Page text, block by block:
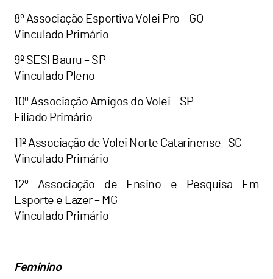
8º Associação Esportiva Volei Pro – GO
Vinculado Primário
9º SESI Bauru – SP
Vinculado Pleno
10º Associação Amigos do Volei – SP
Filiado Primário
11º Associação de Volei Norte Catarinense -SC
Vinculado Primário
12º Associação de Ensino e Pesquisa Em
Esporte e Lazer – MG
Vinculado Primário
Feminino